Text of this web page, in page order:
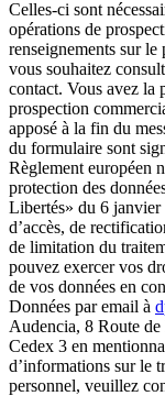
Celles-ci sont
opérations de
renseignements sur
vous souhaitez
contact. Vous avez la
prospection
apposé à la fin du
du formulaire sont
Règlement européen
protection des
Libertés» du 6
d’accès, de
de limitation du
pouvez exercer vos
de vos données en
Données par email à
Audencia, 8 Route
Cedex 3 en
d’informations sur le
personnel, veuillez